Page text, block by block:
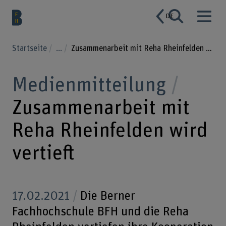
DE
Startseite ... Zusammenarbeit mit Reha Rheinfelden wird vertieft
Medienmitteilung
Zusammenarbeit mit
Reha Rheinfelden wird
vertieft
17.02.2021
Die Berner
Fachhochschule BFH und die Reha